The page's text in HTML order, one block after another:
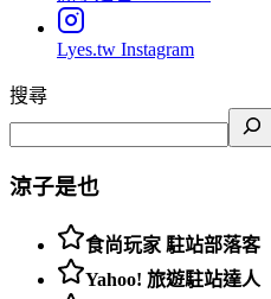
Lyes.tw Instagram
搜尋
涼子是也
食尚玩家 駐站部落客
Yahoo! 旅遊駐站達人